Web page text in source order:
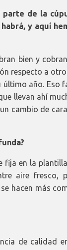
de la
y aquí
bien y
respecto a
año. Eso
llevan ahí
cambio de
fija en la
aire fresco,
hacen más
de calidad